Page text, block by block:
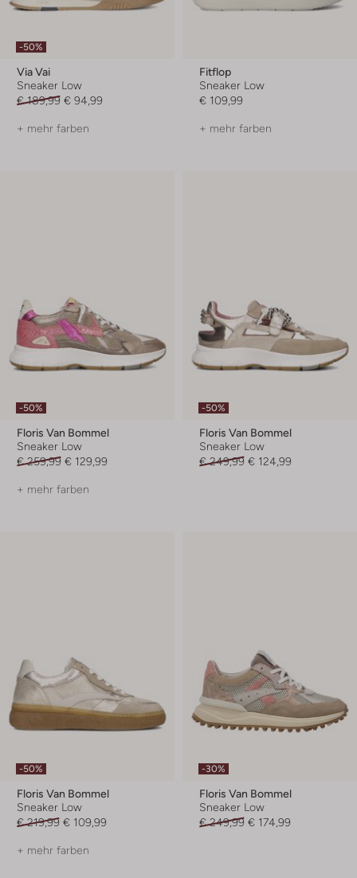
-50%
Via Vai
Sneaker Low
€ 189,99 € 94,99
+ mehr farben
Fitflop
Sneaker Low
€ 109,99
+ mehr farben
-50%
Floris Van Bommel
Sneaker Low
€ 259,99 € 129,99
+ mehr farben
-50%
Floris Van Bommel
Sneaker Low
€ 249,99 € 124,99
-50%
Floris Van Bommel
Sneaker Low
€ 219,99 € 109,99
+ mehr farben
-30%
Floris Van Bommel
Sneaker Low
€ 249,99 € 174,99